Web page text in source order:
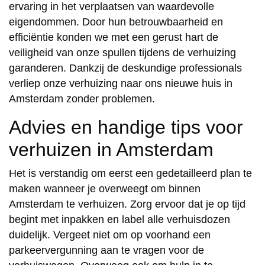
ervaring in het verplaatsen van waardevolle
eigendommen. Door hun betrouwbaarheid en
efficiëntie konden we met een gerust hart de
veiligheid van onze spullen tijdens de verhuizing
garanderen. Dankzij de deskundige professionals
verliep onze verhuizing naar ons nieuwe huis in
Amsterdam zonder problemen.
Advies en handige tips voor
verhuizen in Amsterdam
Het is verstandig om eerst een gedetailleerd plan te
maken wanneer je overweegt om binnen
Amsterdam te verhuizen. Zorg ervoor dat je op tijd
begint met inpakken en label alle verhuisdozen
duidelijk. Vergeet niet om op voorhand een
parkeervergunning aan te vragen voor de